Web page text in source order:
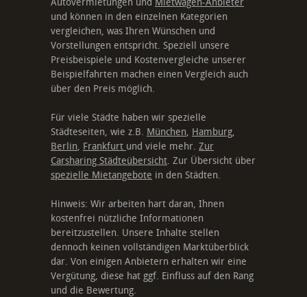
Autovermietungen und Mietwagen-Anbieter
und können in den einzelnen Kategorien
vergleichen, was Ihren Wünschen und
Vorstellungen entspricht. Speziell unsere
Preisbeispiele und Kostenvergleiche unserer
Beispielfahrten machen einen Vergleich auch
über den Preis möglich.
Für viele Städte haben wir spezielle
Städteseiten, wie z.B. München, Hamburg,
Berlin, Frankfurt und viele mehr. Zur
Carsharing Städteübersicht. Zur Übersicht über
spezielle Mietangebote in den Städten.
Hinweis: Wir arbeiten hart daran, Ihnen
kostenfrei nützliche Informationen
bereitzustellen. Unsere Inhalte stellen
dennoch keinen vollständigen Marktüberblick
dar. Von einigen Anbietern erhalten wir eine
Vergütung, diese hat ggf. Einfluss auf den Rang
und die Bewertung.